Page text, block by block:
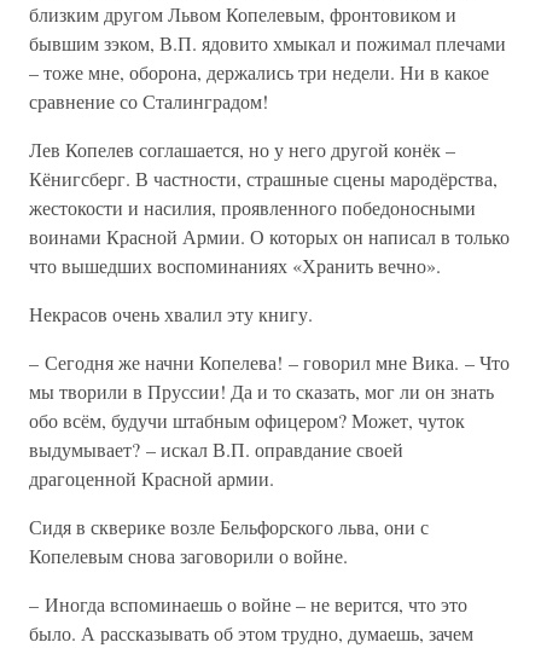
близким другом Львом Копелевым, фронтовиком и
бывшим зэком, В.П. ядовито хмыкал и пожимал плечами
– тоже мне, оборона, держались три недели. Ни в какое
сравнение со Сталинградом!
Лев Копелев соглашается, но у него другой конёк –
Кёнигсберг. В частности, страшные сцены мародёрства,
жестокости и насилия, проявленного победоносными
воинами Красной Армии. О которых он написал в только
что вышедших воспоминаниях «Хранить вечно».
Некрасов очень хвалил эту книгу.
– Сегодня же начни Копелева! – говорил мне Вика. – Что
мы творили в Пруссии! Да и то сказать, мог ли он знать
обо всём, будучи штабным офицером? Может, чуток
выдумывает? – искал В.П. оправдание своей
драгоценной Красной армии.
Сидя в скверике возле Бельфорского льва, они с
Копелевым снова заговорили о войне.
– Иногда вспоминаешь о войне – не верится, что это
было. А рассказывать об этом трудно, думаешь, зачем